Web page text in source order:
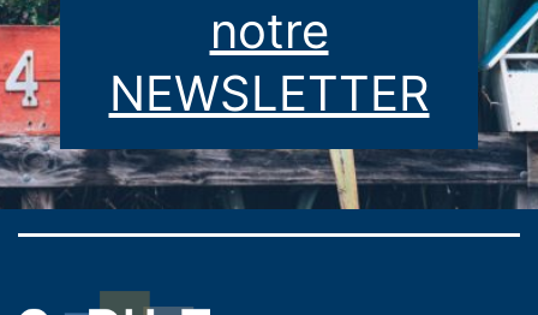
notre
NEWSLETTER